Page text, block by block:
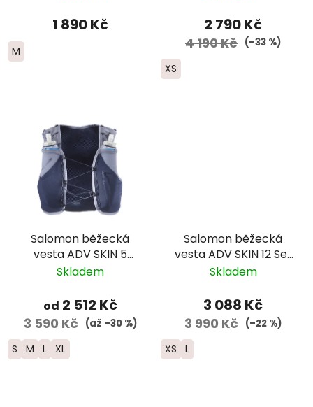
1 890 Kč
M
2 790 Kč
4 190 Kč (–33 %)
XS
Salomon běžecká
vesta ADV SKIN 5
GRADIENT SET –
Skladem
od 2 512 Kč
3 590 Kč (až –30 %)
S M L XL
Salomon běžecká
vesta ADV SKIN 12 Set
- černá 2025
Skladem
3 088 Kč
3 990 Kč (–22 %)
XS L